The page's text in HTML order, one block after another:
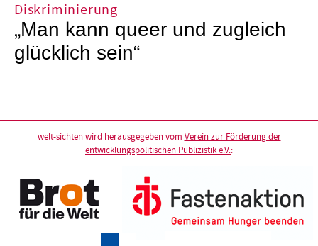
Diskriminierung
„Man kann queer und zugleich
glücklich sein“
welt-sichten wird herausgegeben vom Verein zur Förderung der
entwicklungspolitischen Publizistik e.V.: